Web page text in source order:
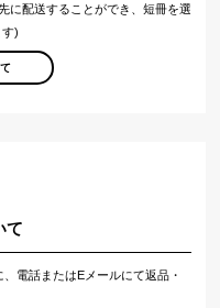
に配送することができ、短冊を選
)
て
電話またはEメールにて返品・